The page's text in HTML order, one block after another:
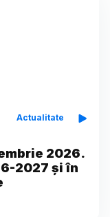
Actualitate
2026.
2027 și în